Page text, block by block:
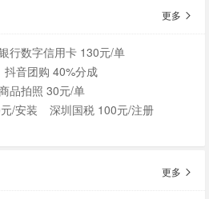
更多
行数字信用卡 130元/单
抖音团购 40%分成
品拍照 30元/单
/安装
深圳国税 100元/注册
更多